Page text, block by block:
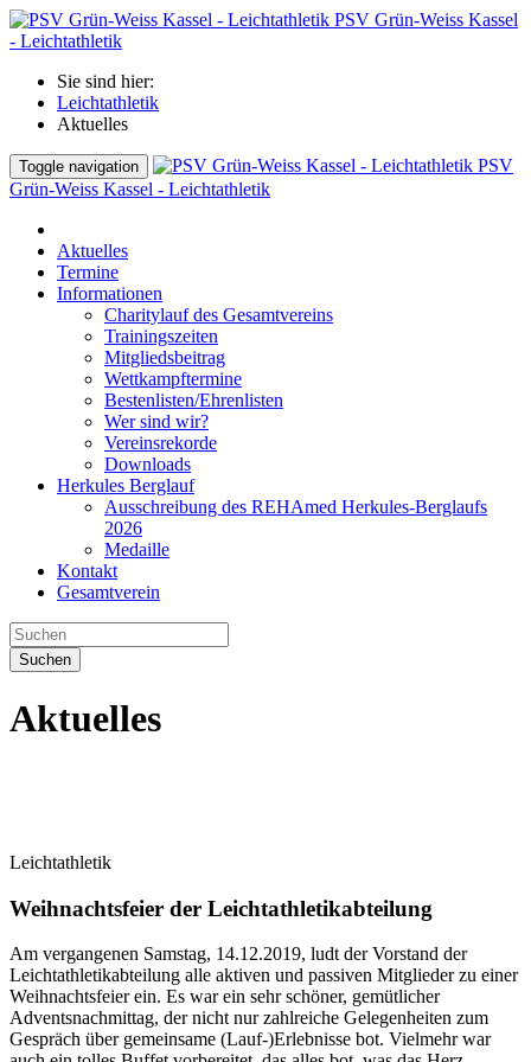
PSV Grün-Weiss Kassel
- Leichtathletik
Sie sind hier:
Leichtathletik
Aktuelles
Toggle navigation
PSV
Grün-Weiss Kassel - Leichtathletik
Aktuelles
Termine
Informationen
Charitylauf des Gesamtvereins
Trainingszeiten
Mitgliedsbeitrag
Wettkampftermine
Bestenlisten/Ehrenlisten
Wer sind wir?
Vereinsrekorde
Downloads
Herkules Berglauf
Ausschreibung des REHAmed Herkules-Berglaufs
2026
Medaille
Kontakt
Gesamtverein
Suchen
Aktuelles
Leichtathletik
Weihnachtsfeier der Leichtathletikabteilung
Am vergangenen Samstag, 14.12.2019, ludt der Vorstand der
Leichtathletikabteilung alle aktiven und passiven Mitglieder zu einer
Weihnachtsfeier ein. Es war ein sehr schöner, gemütlicher
Adventsnachmittag, der nicht nur zahlreiche Gelegenheiten zum
Gespräch über gemeinsame (Lauf-)Erlebnisse bot. Vielmehr war